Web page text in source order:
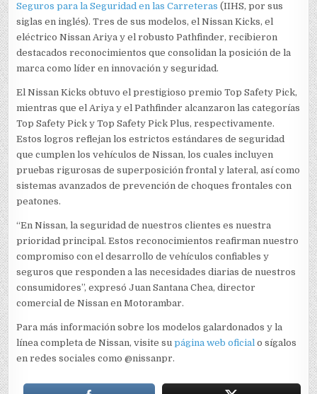
Seguros para la Seguridad en las Carreteras (IIHS, por sus
siglas en inglés). Tres de sus modelos, el Nissan Kicks, el
eléctrico Nissan Ariya y el robusto Pathfinder, recibieron
destacados reconocimientos que consolidan la posición de la
marca como líder en innovación y seguridad.
El Nissan Kicks obtuvo el prestigioso premio Top Safety Pick,
mientras que el Ariya y el Pathfinder alcanzaron las categorías
Top Safety Pick y Top Safety Pick Plus, respectivamente.
Estos logros reflejan los estrictos estándares de seguridad
que cumplen los vehículos de Nissan, los cuales incluyen
pruebas rigurosas de superposición frontal y lateral, así como
sistemas avanzados de prevención de choques frontales con
peatones.
“En Nissan, la seguridad de nuestros clientes es nuestra
prioridad principal. Estos reconocimientos reafirman nuestro
compromiso con el desarrollo de vehículos confiables y
seguros que responden a las necesidades diarias de nuestros
consumidores”, expresó Juan Santana Chea, director
comercial de Nissan en Motorambar.
Para más información sobre los modelos galardonados y la
línea completa de Nissan, visite supágina web oficial o sígalos
en redes sociales como @nissanpr.